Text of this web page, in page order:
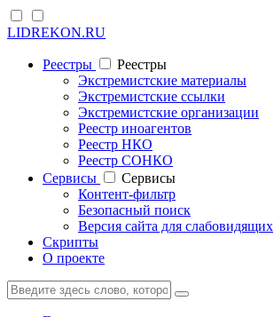
LIDREKON.RU
Реестры
Реестры
Экстремистские материалы
Экстремистские ссылки
Экстремистские организации
Реестр иноагентов
Реестр НКО
Реестр СОНКО
Cервисы
Cервисы
Контент-фильтр
Безопасный поиск
Версия сайта для слабовидящих
Скрипты
О проекте